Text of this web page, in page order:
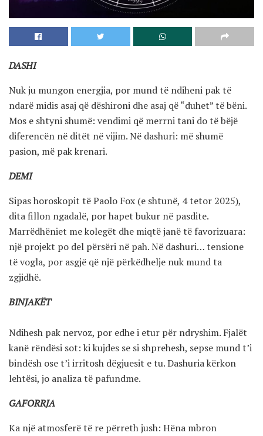
DASHI
Nuk ju mungon energjia, por mund të ndiheni pak të
ndarë midis asaj që dëshironi dhe asaj që “duhet” të bëni.
Mos e shtyni shumë: vendimi që merrni tani do të bëjë
diferencën në ditët në vijim. Në dashuri: më shumë
pasion, më pak krenari.
DEMI
Sipas horoskopit të Paolo Fox (e shtunë, 4 tetor 2025),
dita fillon ngadalë, por hapet bukur në pasdite.
Marrëdhëniet me kolegët dhe miqtë janë të favorizuara:
një projekt po del përsëri në pah. Në dashuri… tensione
të vogla, por asgjë që një përkëdhelje nuk mund ta
zgjidhë.
BINJAKËT
Ndihesh pak nervoz, por edhe i etur për ndryshim. Fjalët
kanë rëndësi sot: ki kujdes se si shprehesh, sepse mund t’i
bindësh ose t’i irritosh dëgjuesit e tu. Dashuria kërkon
lehtësi, jo analiza të pafundme.
GAFORRJA
Ka një atmosferë të re përreth jush: Hëna mbron